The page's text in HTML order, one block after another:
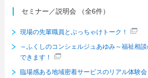
セミナー／説明会 （全6件）
現場の先輩職員とぶっちゃけトーク！
～ふくしのコンシェルジュあゆみ～福祉相
できます！
臨場感ある地域密着サービスのリアル体験